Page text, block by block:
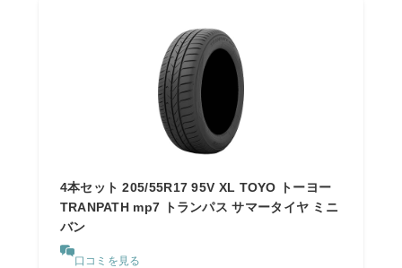
4本セット 205/55R17 95V XL TOYO トーヨー
TRANPATH mp7 トランパス サマータイヤ ミニ
バン
口コミを見る